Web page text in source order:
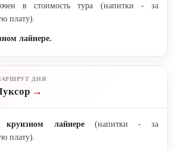
в стоимость тура (напитки - за
плату).
лайнере.
ДНЯ
лайнере(напитки - за
плату).